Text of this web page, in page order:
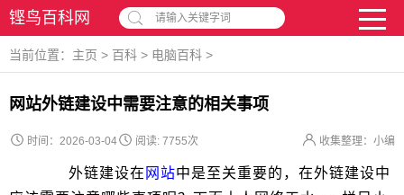
铿鸟百科网 请输入关键字词
当前位置： 主页 > 百科 > 电脑百科 >
网站外链建设中需要注意的相关事项
时间：2026-03-04 收集整理：小编
阅读: 7755次
外链建设在 网站中是至关重要的，在外链建设中